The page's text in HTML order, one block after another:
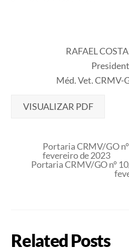
RAFAEL
Méd. Vet. CRMV-
VISUALIZAR PDF
Portaria CRMV/GO
fevereiro de 2023
Portaria CRMV/GO nº
Related Posts